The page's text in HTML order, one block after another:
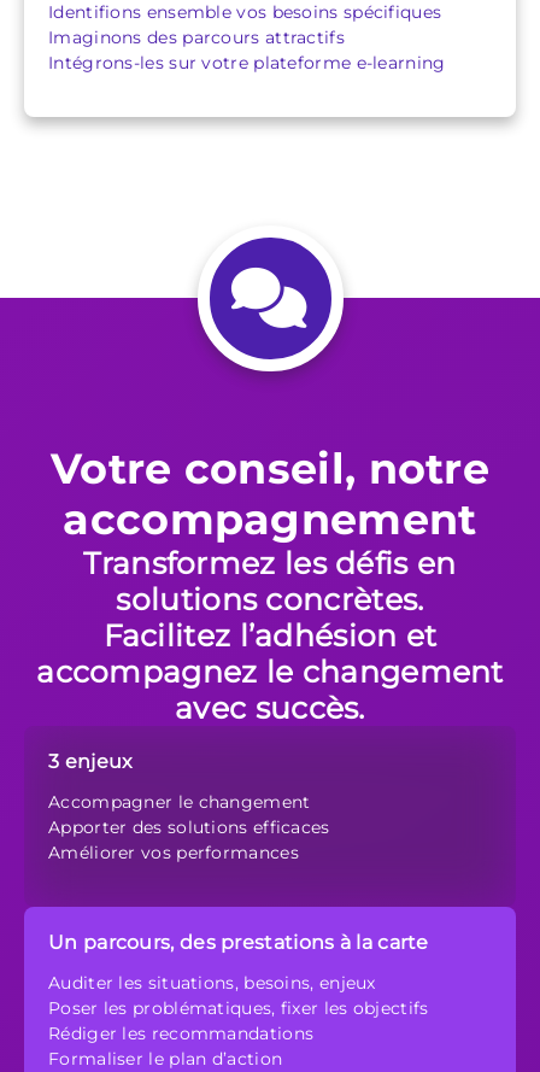
Identifions ensemble vos besoins spécifiques
Imaginons des parcours attractifs
Intégrons-les sur votre plateforme e-learning
Votre conseil, notre
accompagnement
Transformez les défis en
solutions concrètes.
Facilitez l’adhésion et
accompagnez le changement
avec succès.
3 enjeux
Accompagner le changement
Apporter des solutions efficaces
Améliorer vos performances
Un parcours, des prestations à la carte
Auditer les situations, besoins, enjeux
Poser les problématiques, fixer les objectifs
Rédiger les recommandations
Formaliser le plan d’action